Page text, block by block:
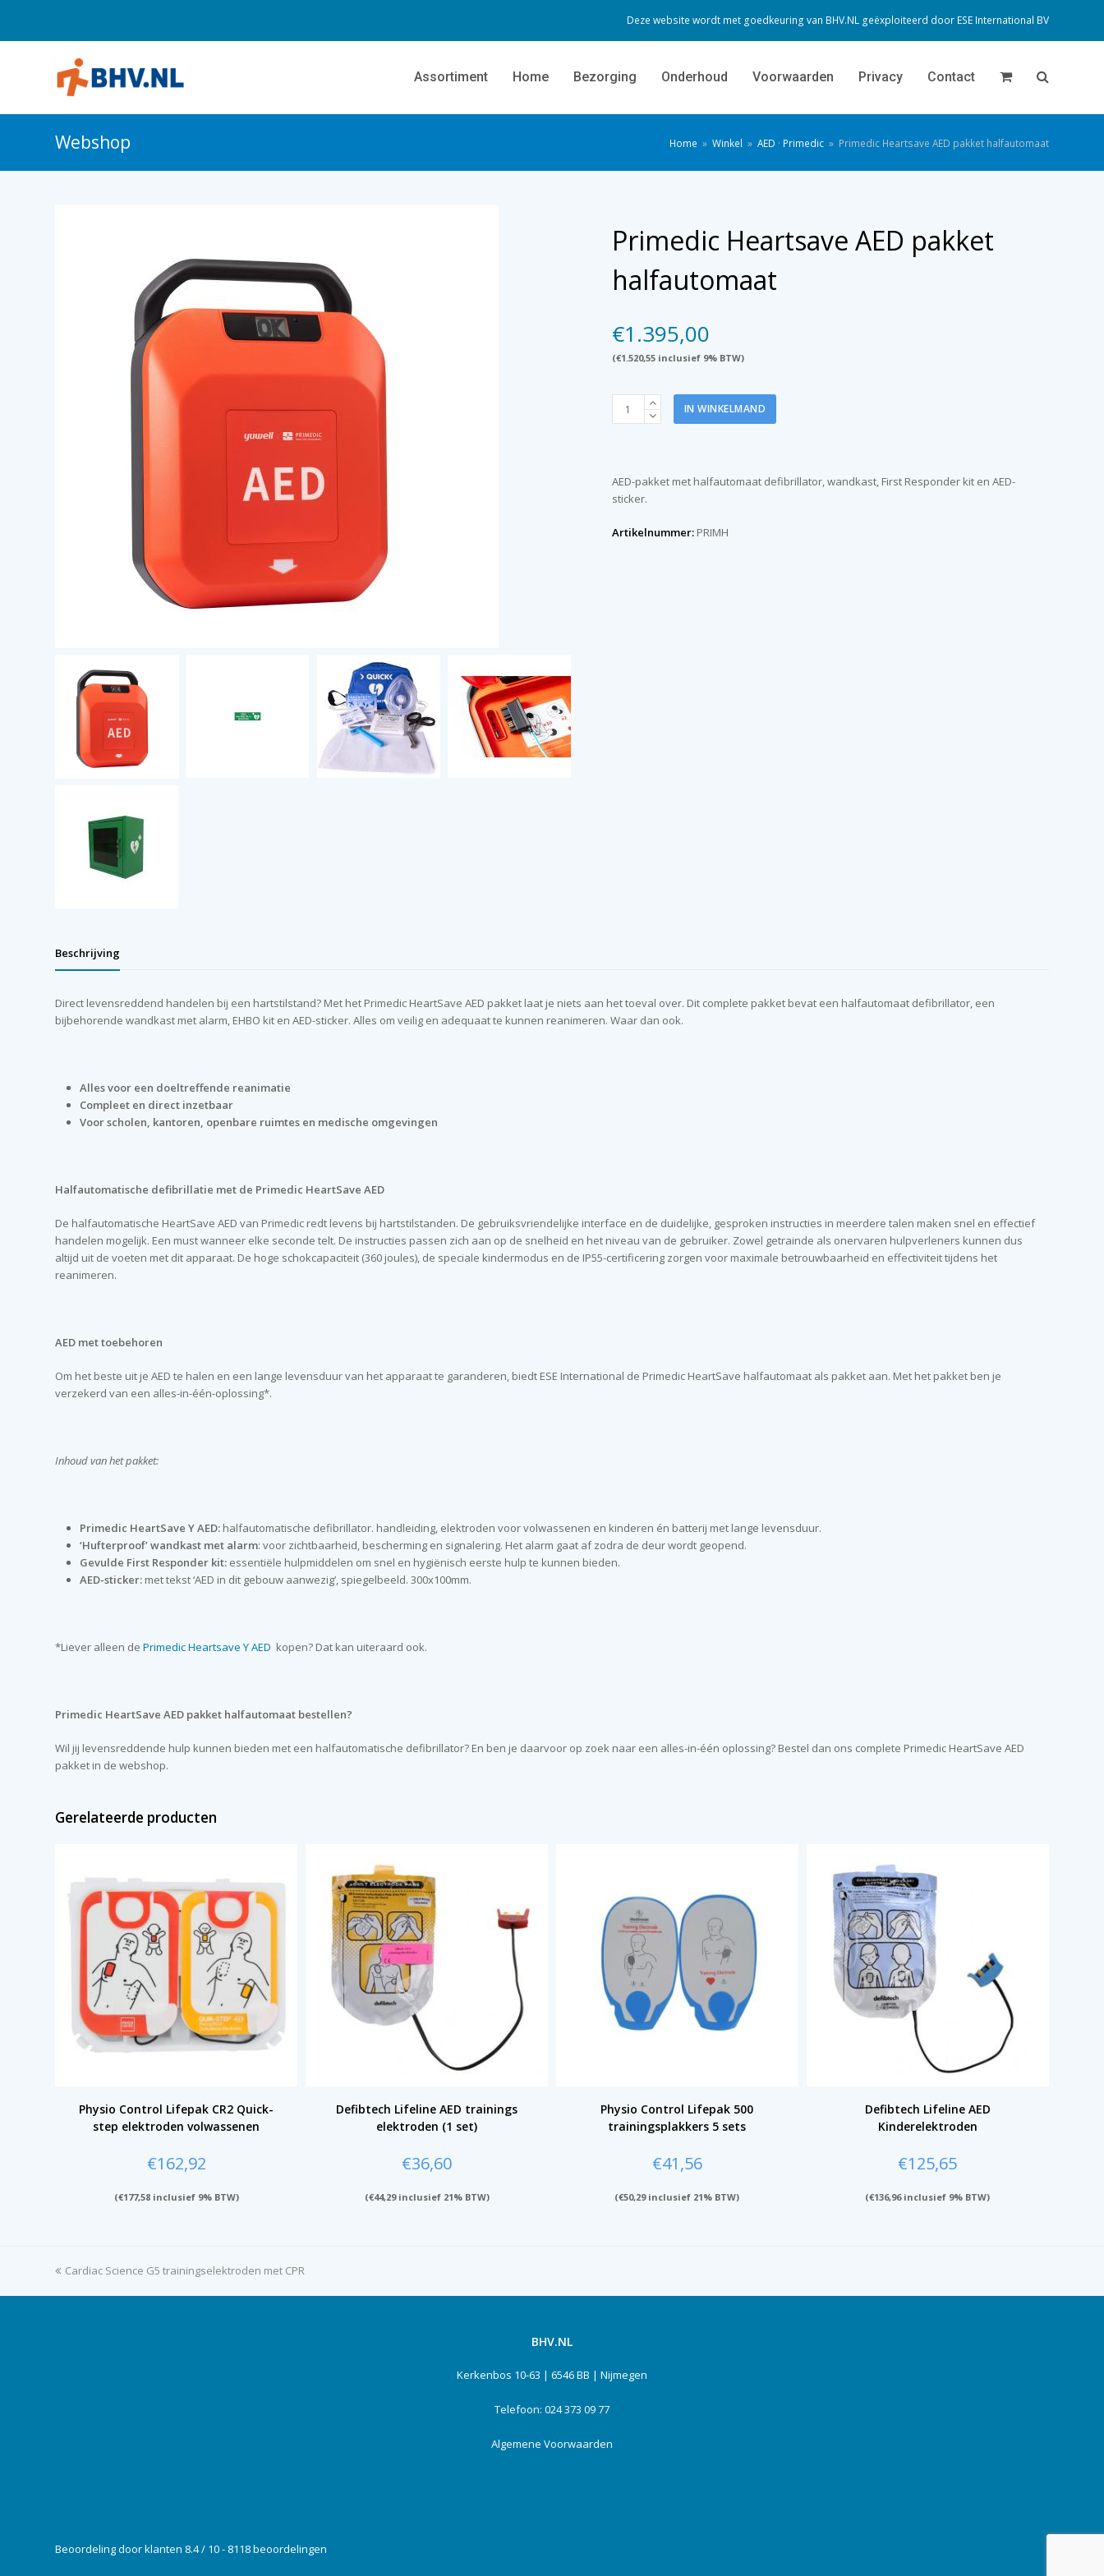
Deze website wordt met goedkeuring van BHV.NL geëxploiteerd door ESE International BV
Assortiment Home Bezorging Onderhoud Voorwaarden Privacy Contact
Webshop Home » Winkel » AED · Primedic » Primedic Heartsave AED pakket halfautomaat
Primedic Heartsave AED pakket
halfautomaat
€1.395,00
(€1.520,55inclusief 9% BTW)
Primedic
Heartsave
aantal
IN WINKELMAND
AED-pakket met halfautomaat defibrillator, wandkast, First Responder kit en AED-
sticker.
Artikelnummer: PRIMH
Beschrijving
Direct levensreddend handelen bij een hartstilstand? Met het Primedic HeartSave AED pakket laat je niets aan het toeval over. Dit complete pakket bevat een halfautomaat defibrillator, een
bijbehorende wandkast met alarm, EHBO kit en AED-sticker. Alles om veilig en adequaat te kunnen reanimeren. Waar dan ook.
Alles voor een doeltreffende reanimatie
Compleet en direct inzetbaar
Voor scholen, kantoren, openbare ruimtes en medische omgevingen
Halfautomatische defibrillatie met de Primedic HeartSave AED
De halfautomatische HeartSave AED van Primedic redt levens bij hartstilstanden. De gebruiksvriendelijke interface en de duidelijke, gesproken instructies in meerdere talen maken snel en effectief
handelen mogelijk. Een must wanneer elke seconde telt. De instructies passen zich aan op de snelheid en het niveau van de gebruiker. Zowel getrainde als onervaren hulpverleners kunnen dus
altijd uit de voeten met dit apparaat. De hoge schokcapaciteit (360 joules), de speciale kindermodus en de IP55-certificering zorgen voor maximale betrouwbaarheid en effectiviteit tijdens het
reanimeren.
AED met toebehoren
Om het beste uit je AED te halen en een lange levensduur van het apparaat te garanderen, biedt ESE International de Primedic HeartSave halfautomaat als pakket aan. Met het pakket ben je
verzekerd van een alles-in-één-oplossing*.
Inhoud van het pakket:
Primedic HeartSave Y AED: halfautomatische defibrillator. handleiding, elektroden voor volwassenen en kinderen én batterij met lange levensduur.
‘Hufterproof’ wandkast met alarm: voor zichtbaarheid, bescherming en signalering. Het alarm gaat af zodra de deur wordt geopend.
Gevulde First Responder kit: essentiële hulpmiddelen om snel en hygiënisch eerste hulp te kunnen bieden.
AED-sticker: met tekst ‘AED in dit gebouw aanwezig’, spiegelbeeld. 300x100mm.
*Liever alleen dePrimedic Heartsave Y AED kopen? Dat kan uiteraard ook.
Primedic HeartSave AED pakket halfautomaat bestellen?
Wil jij levensreddende hulp kunnen bieden met een halfautomatische defibrillator? En ben je daarvoor op zoek naar een alles-in-één oplossing? Bestel dan ons complete Primedic HeartSave AED
pakket in de webshop.
Gerelateerde producten
Physio Control Lifepak CR2 Quick-
step elektroden volwassenen
€162,92
(€177,58inclusief 9% BTW)
Defibtech Lifeline AED trainings
elektroden (1 set)
€36,60
(€44,29inclusief 21% BTW)
Physio Control Lifepak 500
trainingsplakkers 5 sets
€41,56
(€50,29inclusief 21% BTW)
Defibtech Lifeline AED
Kinderelektroden
€125,65
(€136,96inclusief 9% BTW)
previous
Cardiac Science G5 trainingselektroden met CPR
BHV.NL
Kerkenbos 10-63 | 6546 BB | Nijmegen
Telefoon: 024 373 09 77
Algemene Voorwaarden
Beoordeling door klanten 8.4 / 10 - 8118 beoordelingen